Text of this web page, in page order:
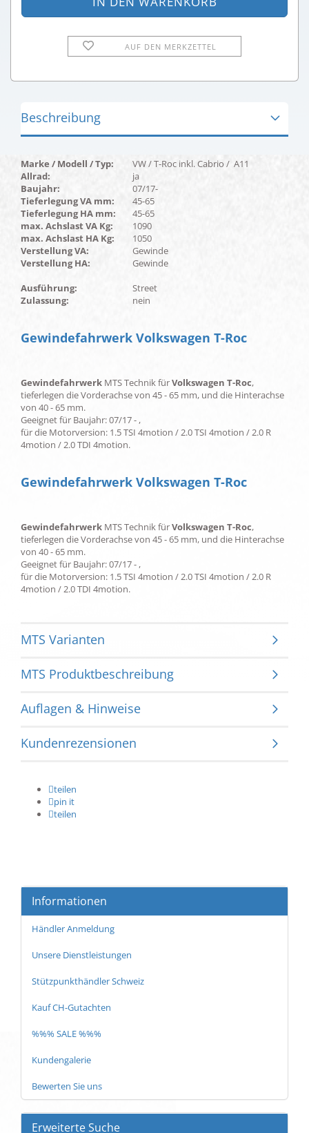
AUF DEN MERKZETTEL
Beschreibung
Marke / Modell / Typ:
VW / T-Roc inkl. Cabrio / A11
Allrad:
ja
Baujahr:
07/17-
Tieferlegung VA mm:
45-65
Tieferlegung HA mm:
45-65
max. Achslast VA Kg:
1090
max. Achslast HA Kg:
1050
Verstellung VA:
Gewinde
Verstellung HA:
Gewinde
Ausführung:
Street
Zulassung:
nein
Gewindefahrwerk Volkswagen T-Roc
Gewindefahrwerk MTS Technik fürVolkswagen T-Roc,
tieferlegen die Vorderachse von 45 - 65 mm, und die Hinterachse
von 40 - 65 mm.
Geeignet für Baujahr: 07/17 - ,
für die Motorversion: 1.5 TSI 4motion / 2.0 TSI 4motion / 2.0 R
4motion / 2.0 TDI 4motion.
Gewindefahrwerk Volkswagen T-Roc
Gewindefahrwerk MTS Technik fürVolkswagen T-Roc,
tieferlegen die Vorderachse von 45 - 65 mm, und die Hinterachse
von 40 - 65 mm.
Geeignet für Baujahr: 07/17 - ,
für die Motorversion: 1.5 TSI 4motion / 2.0 TSI 4motion / 2.0 R
4motion / 2.0 TDI 4motion.
MTS Varianten
MTS Produktbeschreibung
Auflagen & Hinweise
Kundenrezensionen
teilen
pin it
teilen
Informationen
Händler Anmeldung
Unsere Dienstleistungen
Stützpunkthändler Schweiz
Kauf CH-Gutachten
%%% SALE %%%
Kundengalerie
Bewerten Sie uns
Erweiterte Suche